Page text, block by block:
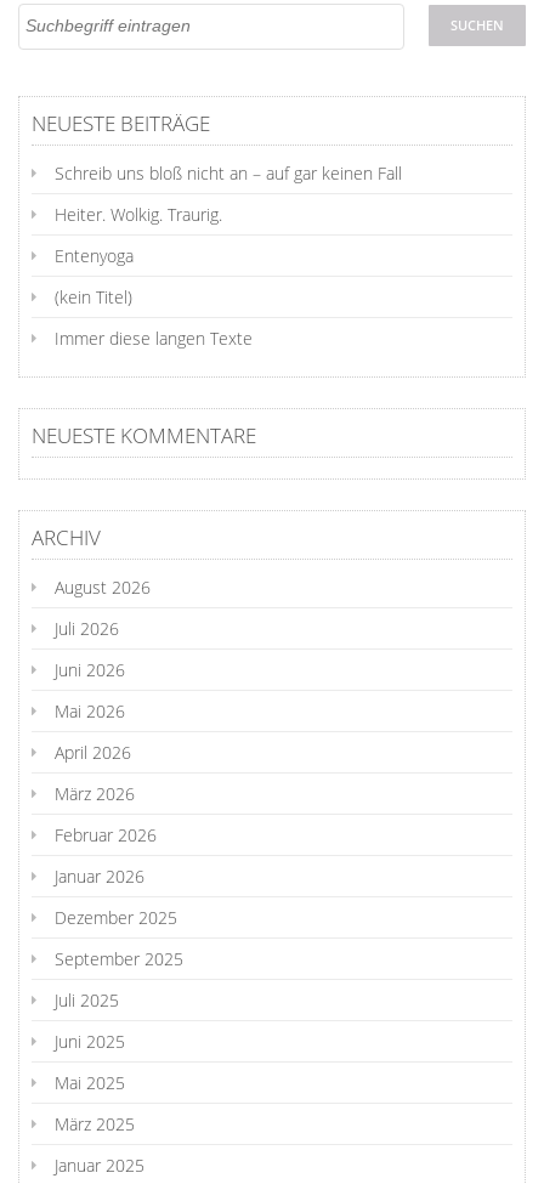
NEUESTE BEITRÄGE
Schreib uns bloß nicht an – auf gar keinen Fall
Heiter. Wolkig. Traurig.
Entenyoga
(kein Titel)
Immer diese langen Texte
NEUESTE KOMMENTARE
ARCHIV
August 2026
Juli 2026
Juni 2026
Mai 2026
April 2026
März 2026
Februar 2026
Januar 2026
Dezember 2025
September 2025
Juli 2025
Juni 2025
Mai 2025
März 2025
Januar 2025